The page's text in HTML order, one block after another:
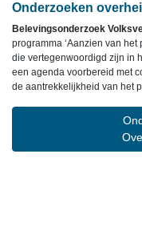
Onderzoeken
Belevingsonderzoek
programma ‘Aanzien van
die vertegenwoordigd zijn in
een agenda voorbereid met
de aantrekkelijkheid van het